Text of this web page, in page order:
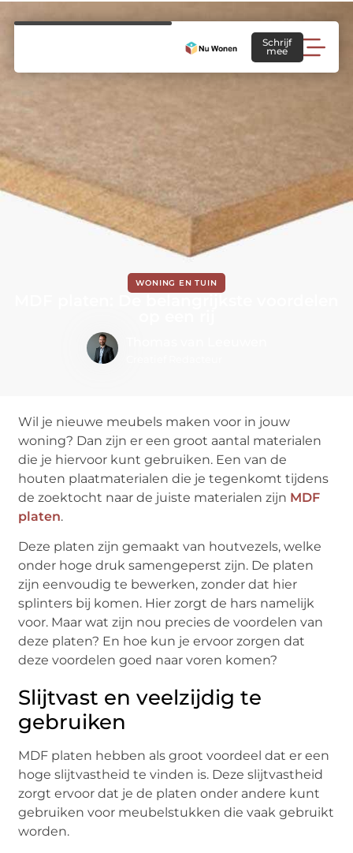
Schrijf
mee
WONING EN TUIN
Wil je nieuwe meubels maken voor in jouw
woning? Dan zijn er een groot aantal materialen
die je hiervoor kunt gebruiken. Een van de
houten plaatmaterialen die je tegenkomt tijdens
de zoektocht naar de juiste materialen zijn MDF
platen.
Deze platen zijn gemaakt van houtvezels, welke
onder hoge druk samengeperst zijn. De platen
zijn eenvoudig te bewerken, zonder dat hier
splinters bij komen. Hier zorgt de hars namelijk
voor. Maar wat zijn nou precies de voordelen van
deze platen? En hoe kun je ervoor zorgen dat
deze voordelen goed naar voren komen?
Slijtvast en veelzijdig te
gebruiken
MDF platen hebben als groot voordeel dat er een
hoge slijtvastheid te vinden is. Deze slijtvastheid
zorgt ervoor dat je de platen onder andere kunt
gebruiken voor meubelstukken die vaak gebruikt
worden.